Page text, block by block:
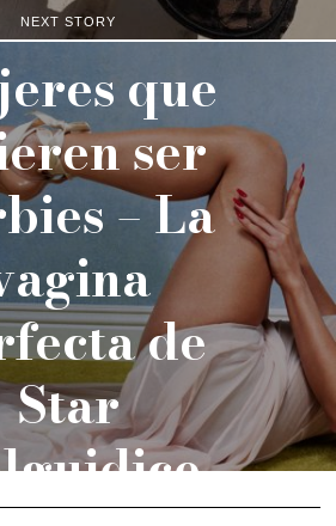
NEXT STORY
que
ser
– La
de
Star